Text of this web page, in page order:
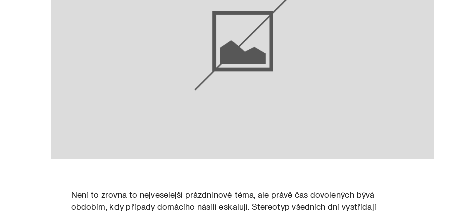
Není to zrovna to nejveselejší prázdninové téma, ale právě čas dovolených bývá
obdobím, kdy případy domácího násilí eskalují. Stereotyp všedních dní vystřídají